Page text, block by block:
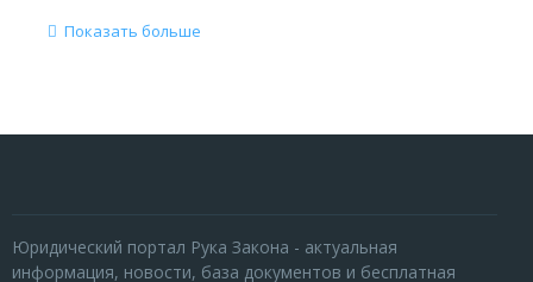
Показать больше
Юридический портал Рука Закона - актуальная
информация, новости, база документов и бесплатная